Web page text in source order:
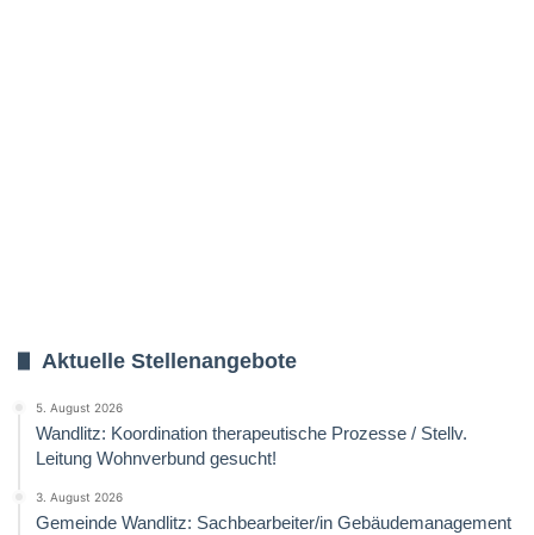
Aktuelle Stellenangebote
5. August 2026
Wandlitz: Koordination therapeutische Prozesse / Stellv.
Leitung Wohnverbund gesucht!
3. August 2026
Gemeinde Wandlitz: Sachbearbeiter/in Gebäudemanagement